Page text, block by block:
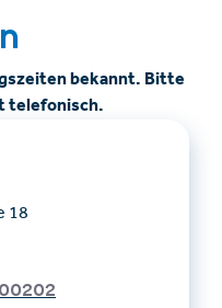
bekannt. Bitte
telefonisch.
18